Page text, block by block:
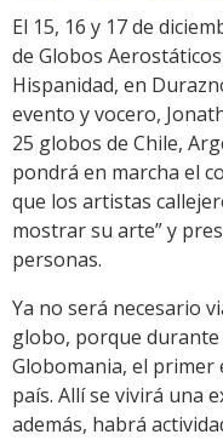
El 15, 16 y 17 de
de Globos
Hispanidad, en
evento y vocero,
25 globos de Chile,
pondrá en marcha el
que los artistas
mostrar su arte” y
personas.
Ya no será necesario
globo, porque
Globomania, el
país. Allí se vivirá una
además, habrá